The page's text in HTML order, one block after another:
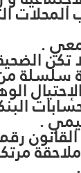
المحلات
سلسلة من